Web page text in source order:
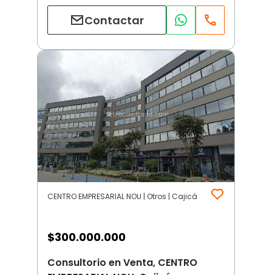
Contactar
CENTRO EMPRESARIAL NOU | Otros | Cajicá
$300.000.000
Consultorio en Venta, CENTRO